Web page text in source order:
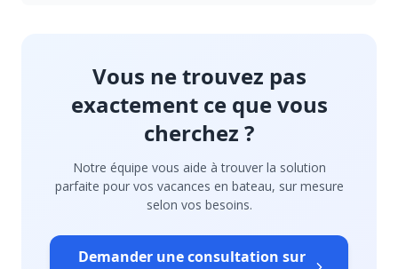
Vous ne trouvez pas
exactement ce que vous
cherchez ?
Notre équipe vous aide à trouver la solution
parfaite pour vos vacances en bateau, sur mesure
selon vos besoins.
Demander une consultation sur